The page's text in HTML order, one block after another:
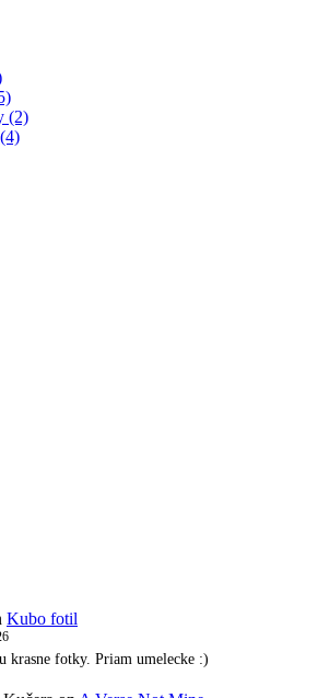
(2)
(4)
Kubo fotil
krasne fotky. Priam umelecke :)